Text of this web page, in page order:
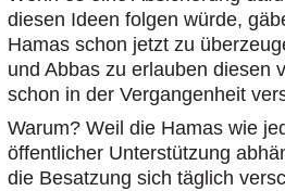
diesen Ideen folgen würde,
Hamas schon jetzt zu
und Abbas zu erlauben diesen
schon in der Vergangenheit
Warum? Weil die Hamas wie
öffentlicher Unterstützung
die Besatzung sich täglich